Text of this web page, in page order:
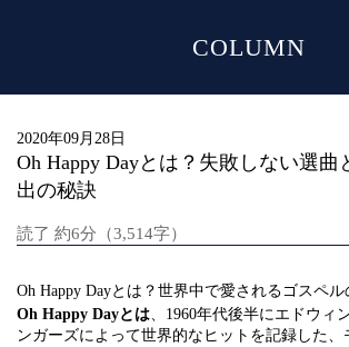
COLUMN
2020年09月28日
Oh Happy Dayとは？失敗しない選曲
出の秘訣
読了 約6分（3,514字）
Oh Happy Dayとは？世界中で愛されるゴスペ
Oh Happy Dayとは、1960年代後半にエドウィ
ンガーズによって世界的なヒットを記録した